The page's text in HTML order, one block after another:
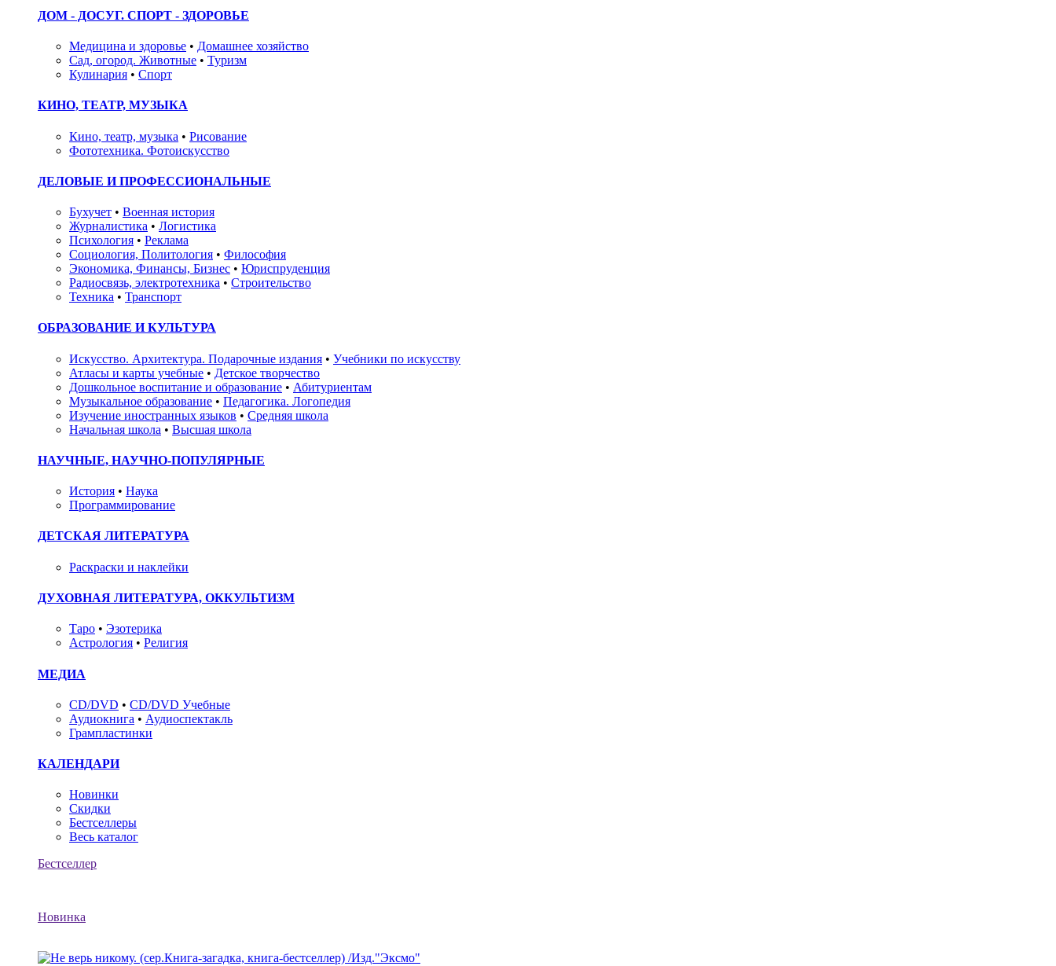
ДОМ - ДОСУГ. СПОРТ - ЗДОРОВЬЕ
Медицина и здоровье • Домашнее хозяйство
Сад, огород. Животные • Туризм
Кулинария • Спорт
КИНО, ТЕАТР, МУЗЫКА
Кино, театр, музыка • Рисование
Фототехника. Фотоискусство
ДЕЛОВЫЕ И ПРОФЕССИОНАЛЬНЫЕ
Бухучет • Военная история
Журналистика • Логистика
Психология • Реклама
Социология, Политология • Философия
Экономика, Финансы, Бизнес • Юриспруденция
Радиосвязь, электротехника • Строительство
Техника • Транспорт
ОБРАЗОВАНИЕ И КУЛЬТУРА
Искусство. Архитектура. Подарочные издания • Учебники по искусству
Атласы и карты учебные • Детское творчество
Дошкольное воспитание и образование • Абитуриентам
Музыкальное образование • Педагогика. Логопедия
Изучение иностранных языков • Средняя школа
Начальная школа • Высшая школа
НАУЧНЫЕ, НАУЧНО-ПОПУЛЯРНЫЕ
История • Наука
Программирование
ДЕТСКАЯ ЛИТЕРАТУРА
Раскраски и наклейки
ДУХОВНАЯ ЛИТЕРАТУРА, ОККУЛЬТИЗМ
Таро • Эзотерика
Астрология • Религия
МЕДИА
CD/DVD • CD/DVD Учебные
Аудиокнига • Аудиоспектакль
Грампластинки
КАЛЕНДАРИ
Новинки
Скидки
Бестселлеры
Весь каталог
Бестселлер
Новинка